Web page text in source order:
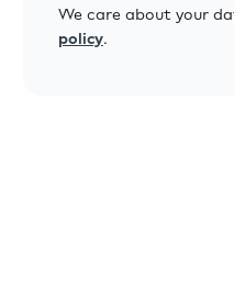
We care about your
policy.